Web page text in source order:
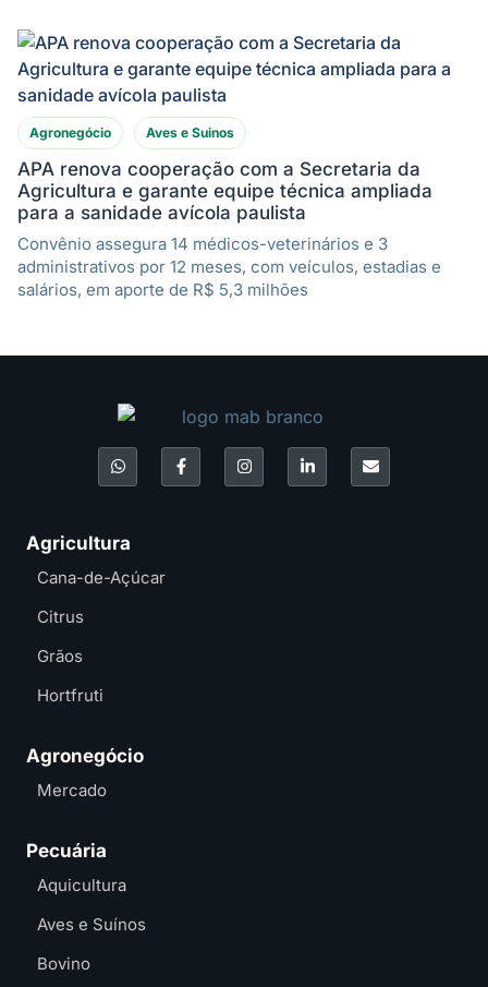
Agronegócio Aves e Suinos
APA renova cooperação com a Secretaria da
Agricultura e garante equipe técnica ampliada
para a sanidade avícola paulista
Convênio assegura 14 médicos-veterinários e 3
administrativos por 12 meses, com veículos, estadias e
salários, em aporte de R$ 5,3 milhões
Agricultura
Cana-de-Açúcar
Citrus
Grãos
Hortfruti
Agronegócio
Mercado
Pecuária
Aquicultura
Aves e Suínos
Bovino